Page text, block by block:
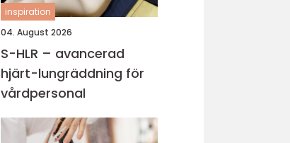
inspiration
04. August 2026
S-HLR – avancerad
hjärt-lungräddning för
vårdpersonal